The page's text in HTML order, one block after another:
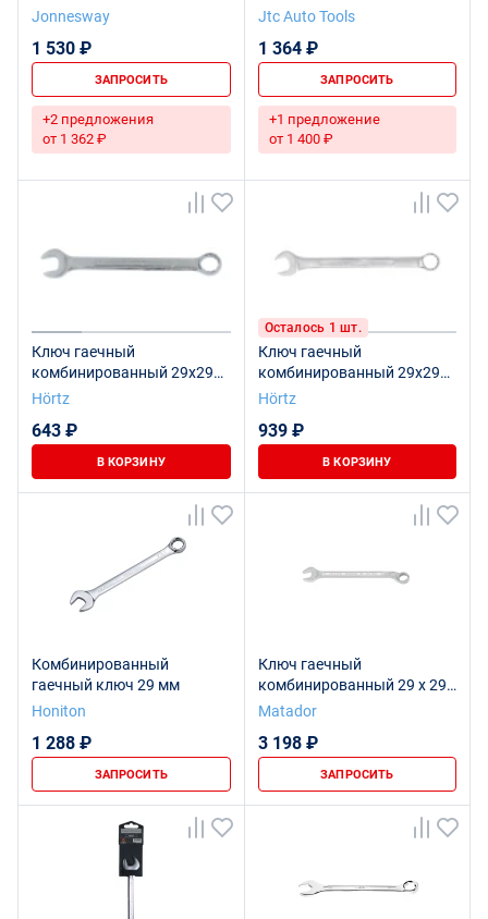
Jonnesway
1 530 ₽
ЗАПРОСИТЬ
+2 предложения
от 1 362 ₽
Jtc Auto Tools
1 364 ₽
ЗАПРОСИТЬ
+1 предложение
от 1 400 ₽
Ключ гаечный
комбинированный 29х29
мм хромирование HORTZ
Hörtz
643 ₽
В КОРЗИНУ
Осталось 1 шт.
Ключ гаечный
комбинированный 29х29
мм сатин финиш HORTZ
Hörtz
939 ₽
В КОРЗИНУ
Комбинированный
гаечный ключ 29 мм
Honiton
1 288 ₽
ЗАПРОСИТЬ
Ключ гаечный
комбинированный 29 x 29
мм
Matador
3 198 ₽
ЗАПРОСИТЬ